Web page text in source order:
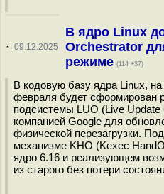
· 09.12.2025
В ядро Linux
Orchestrator
режиме (114 +37)
В кодовую базу ядра Linux,
февраля будет сформирован
подсистемы LUO (Live
компанией Google для
физической перезагрузки.
механизме KHO (Kexec
ядро 6.16 и реализующем
из старого без потери